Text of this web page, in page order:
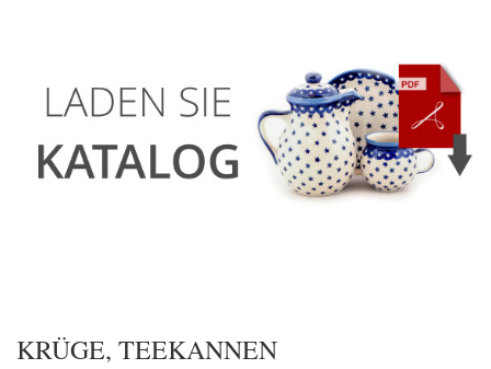
KRÜGE, TEEKANNEN